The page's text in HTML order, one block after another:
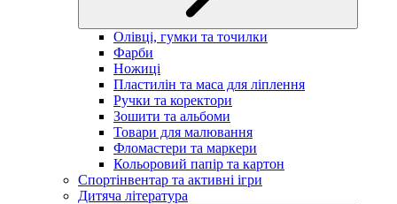
Олівці, гумки та точилки
Фарби
Ножиці
Пластилін та маса для ліплення
Ручки та коректори
Зошити та альбоми
Товари для малювання
Фломастери та маркери
Кольоровий папір та картон
Спортінвентар та активні ігри
Дитяча література